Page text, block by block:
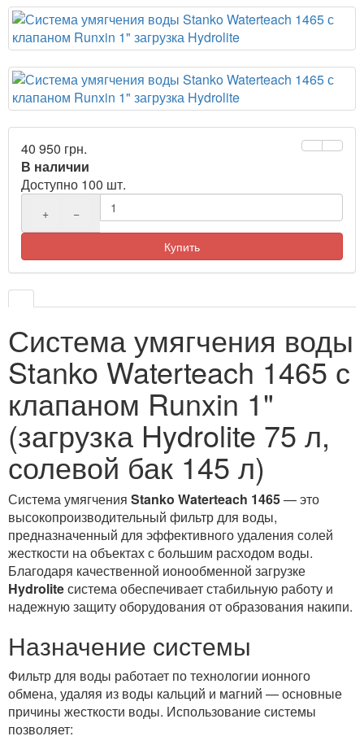
40 950 грн.
В наличии
Доступно 100 шт.
+ −
Купить
Система умягчения воды
Stanko Waterteach 1465 с
клапаном Runxin 1"
(загрузка Hydrolite 75 л,
солевой бак 145 л)
Система умягчения Stanko Waterteach 1465— это
высокопроизводительный фильтр для воды,
предназначенный для эффективного удаления солей
жесткости на объектах с большим расходом воды.
Благодаря качественной ионообменной загрузке
Hydroliteсистема обеспечивает стабильную работу и
надежную защиту оборудования от образования накипи.
Назначение системы
Фильтр для воды работает по технологии ионного
обмена, удаляя из воды кальций и магний — основные
причины жесткости воды. Использование системы
позволяет: